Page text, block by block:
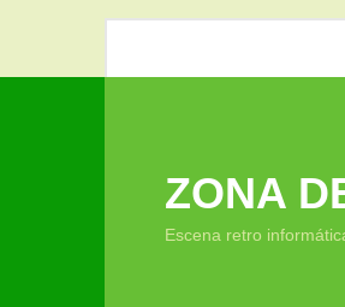
ZONA
Escena retro